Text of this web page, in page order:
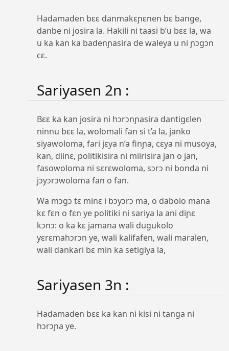
Hadamaden bɛɛ danmakɛɲɛnen bɛ bange,
danbe ni josira la. Hakili ni taasi b’u bɛɛ la, wa
u ka kan ka badenɲasira de waleya u ni ɲɔgɔn
cɛ.
Sariyasen 2n :
Bɛɛ ka kan josira ni hɔrɔnɲasira dantigɛlen
ninnu bɛɛ la, wolomali fan si t’a la, janko
siyawoloma, fari jɛya n’a finɲa, cɛya ni musoya,
kan, diinɛ, politikisira ni miirisira jan o jan,
fasowoloma ni sɛrɛwoloma, sɔrɔ ni bonda ni
jɔyɔrɔwoloma fan o fan.
Wa mɔgɔ tɛ minɛ i bɔyɔrɔ ma, o dabolo mana
kɛ fɛn o fɛn ye politiki ni sariya la ani diɲɛ
kɔnɔ: o ka kɛ jamana wali dugukolo
yɛrɛmahɔrɔn ye, wali kalifafen, wali maralen,
wali dankari bɛ min ka setigiya la,
Sariyasen 3n :
Hadamaden bɛɛ ka kan ni kisi ni tanga ni
hɔrɔɲa ye.